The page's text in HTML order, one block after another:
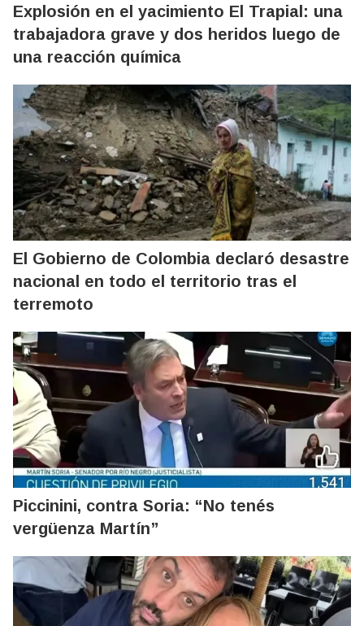
Explosión en el yacimiento El Trapial: una
trabajadora grave y dos heridos luego de
una reacción química
El Gobierno de Colombia declaró desastre
nacional en todo el territorio tras el
terremoto
Piccinini, contra Soria: “No tenés
vergüenza Martín”